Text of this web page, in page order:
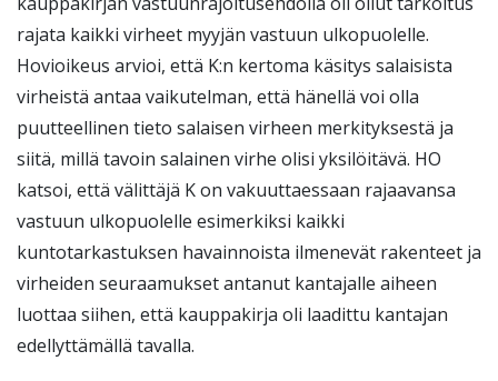
rajata kaikki virheet myyjän vastuun ulkopuolelle.
Hovioikeus arvioi, että K:n kertoma käsitys salaisista
virheistä antaa vaikutelman, että hänellä voi olla
puutteellinen tieto salaisen virheen merkityksestä ja
siitä, millä tavoin salainen virhe olisi yksilöitävä. HO
katsoi, että välittäjä K on vakuuttaessaan rajaavansa
vastuun ulkopuolelle esimerkiksi kaikki
kuntotarkastuksen havainnoista ilmenevät rakenteet ja
virheiden seuraamukset antanut kantajalle aiheen
luottaa siihen, että kauppakirja oli laadittu kantajan
edellyttämällä tavalla.